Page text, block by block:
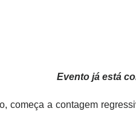
Evento já está
começa a contagem